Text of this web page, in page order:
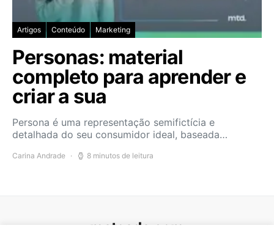
Artigos Conteúdo Marketing
Personas: material
completo para aprender e
criar a sua
Persona é uma representação semifictícia e
detalhada do seu consumidor ideal, baseada…
Carina Andrade 8 minutos de leitura
mateada.com